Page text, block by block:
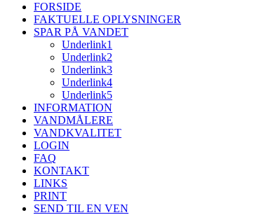
FORSIDE
FAKTUELLE OPLYSNINGER
SPAR PÅ VANDET
Underlink1
Underlink2
Underlink3
Underlink4
Underlink5
INFORMATION
VANDMÅLERE
VANDKVALITET
LOGIN
FAQ
KONTAKT
LINKS
PRINT
SEND TIL EN VEN